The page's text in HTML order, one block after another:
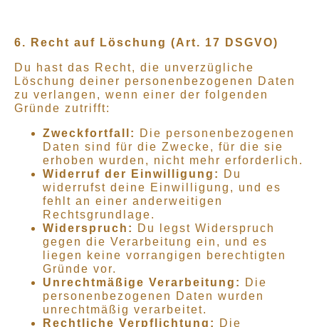
6. Recht auf Löschung (Art. 17 DSGVO)
Du hast das Recht, die unverzügliche
Löschung deiner personenbezogenen Daten
zu verlangen, wenn einer der folgenden
Gründe zutrifft:
Zweckfortfall:
Die personenbezogenen
Daten sind für die Zwecke, für die sie
erhoben wurden, nicht mehr erforderlich.
Widerruf der Einwilligung:
Du
widerrufst deine Einwilligung, und es
fehlt an einer anderweitigen
Rechtsgrundlage.
Widerspruch:
Du legst Widerspruch
gegen die Verarbeitung ein, und es
liegen keine vorrangigen berechtigten
Gründe vor.
Unrechtmäßige Verarbeitung:
Die
personenbezogenen Daten wurden
unrechtmäßig verarbeitet.
Rechtliche Verpflichtung:
Die